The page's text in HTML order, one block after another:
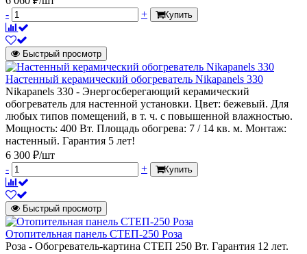
-
+ Купить
Быстрый просмотр
Настенный керамический обогреватель Nikapanels 330
Nikapanels 330 - Энергосберегающий керамический
обогреватель для настенной установки. Цвет: бежевый. Для
любых типов помещений, в т. ч. с повышенной влажностью.
Мощность: 400 Вт. Площадь обогрева: 7 / 14 кв. м. Монтаж:
настенный. Гарантия 5 лет!
6 300 ₽/шт
-
+ Купить
Быстрый просмотр
Отопительная панель СТЕП-250 Роза
Роза - Обогреватель-картина СТЕП 250 Вт. Гарантия 12 лет.